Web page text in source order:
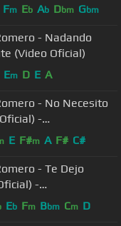
Fm Eb Ab Dbm Gbm
- Nadando
(Video Oficial)
Em D E A
- No Necesito
-
E F#m A F# C#
- Te Dejo
-
Eb Fm Bbm Cm D